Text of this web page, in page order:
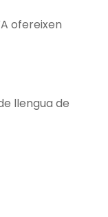
ofereixen
llengua de